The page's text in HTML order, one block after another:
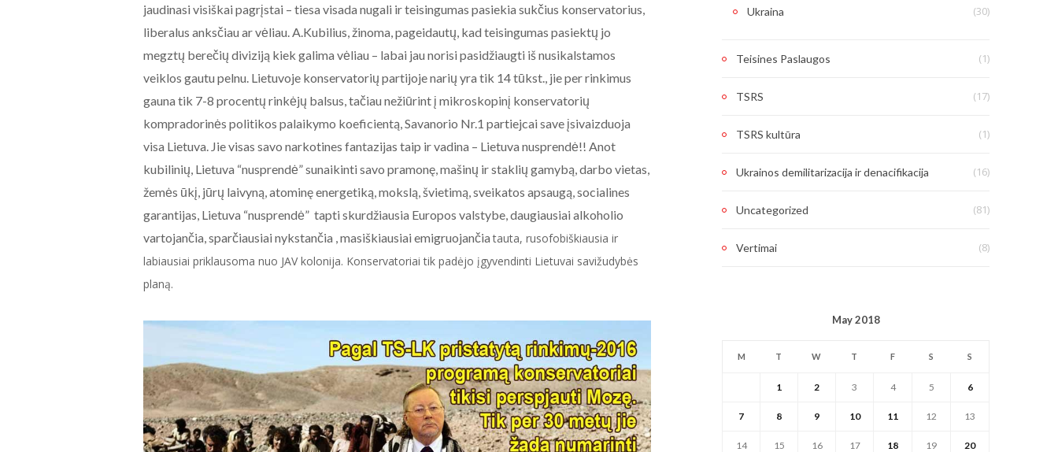
jaudinasi visiškai pagrįstai – tiesa visada nugali ir teisingumas pasiekia sukčius konservatorius,
liberalus anksčiau ar vėliau. A.Kubilius, žinoma, pageidautų, kad teisingumas pasiektų jo
megztų berečių diviziją kiek galima vėliau – labai jau norisi pasidžiaugti iš nusikalstamos
veiklos gautu pelnu. Lietuvoje konservatorių partijoje narių yra tik 14 tūkst., jie per rinkimus
gauna tik 7-8 procentų rinkėjų balsus, tačiau nežiūrint į mikroskopinį konservatorių
kompradorinės politikos palaikymo koeficientą, Savanorio Nr.1 partiejcai save įsivaizduoja
visa Lietuva. Jie visas savo narkotines fantazijas taip ir vadina – Lietuva nusprendė!! Anot
kubilinių, Lietuva “nusprendė” sunaikinti savo pramonę, mašinų ir staklių gamybą, darbo vietas,
žemės ūkį, jūrų laivyną, atominę energetiką, mokslą, švietimą, sveikatos apsaugą, socialines
garantijas, Lietuva “nusprendė” tapti skurdžiausia Europos valstybe, daugiausiai alkoholio
vartojančia, sparčiausiai nykstančia , masiškiausiai emigruojančiatauta, rusofobiškiausia ir
labiausiai priklausoma nuo JAV kolonija. Konservatoriai tik padėjo įgyvendinti Lietuvai savižudybės
planą.
Ukraina (30)
Teisines Paslaugos (1)
TSRS (17)
TSRS kultūra (1)
Ukrainos demilitarizacija ir denacifikacija (16)
Uncategorized (81)
Vertimai (8)
May 2018
M T W T F S S
1 2 3 4 5 6
7 8 9 10 11 12 13
14 15 16 17 18 19 20